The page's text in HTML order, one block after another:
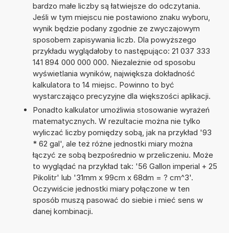
bardzo małe liczby są łatwiejsze do odczytania.
Jeśli w tym miejscu nie postawiono znaku wyboru,
wynik będzie podany zgodnie ze zwyczajowym
sposobem zapisywania liczb. Dla powyższego
przykładu wyglądałoby to następująco: 21 037 333
141 894 000 000 000. Niezależnie od sposobu
wyświetlania wyników, największa dokładność
kalkulatora to 14 miejsc. Powinno to być
wystarczająco precyzyjne dla większości aplikacji.
Ponadto kalkulator umożliwia stosowanie wyrażeń
matematycznych. W rezultacie można nie tylko
wyliczać liczby pomiędzy sobą, jak na przykład '93
* 62 gal', ale też różne jednostki miary można
łączyć ze sobą bezpośrednio w przeliczeniu. Może
to wyglądać na przykład tak: '56 Gallon imperial + 25
Pikolitr' lub '31mm x 99cm x 68dm = ? cm^3'.
Oczywiście jednostki miary połączone w ten
sposób muszą pasować do siebie i mieć sens w
danej kombinacji.